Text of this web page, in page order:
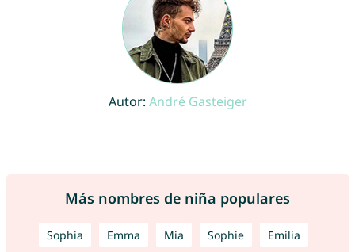
Autor: André Gasteiger
Más nombres de niña populares
Sophia Emma Mia Sophie Emilia